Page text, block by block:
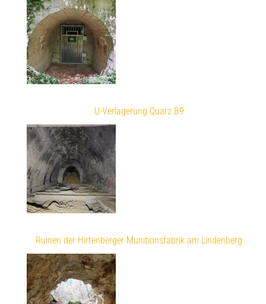
U-Verlagerung Quarz B9
Ruinen der Hirtenberger Munitionsfabrik am Lindenberg